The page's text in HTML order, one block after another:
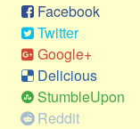
Webstedet
Forhistorien
Redigering
Tekstannoncer
Facebook
Twitter
Google+
Delicious
StumbleUpon
Reddit